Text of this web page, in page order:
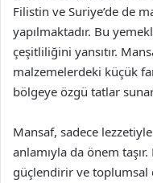
Filistin ve Suriye’de de
yapılmaktadır. Bu
çeşitliliğini yansıtır.
malzemelerdeki küçük
bölgeye özgü tatlar
Mansaf, sadece
anlamıyla da önem
güçlendirir ve toplumsal